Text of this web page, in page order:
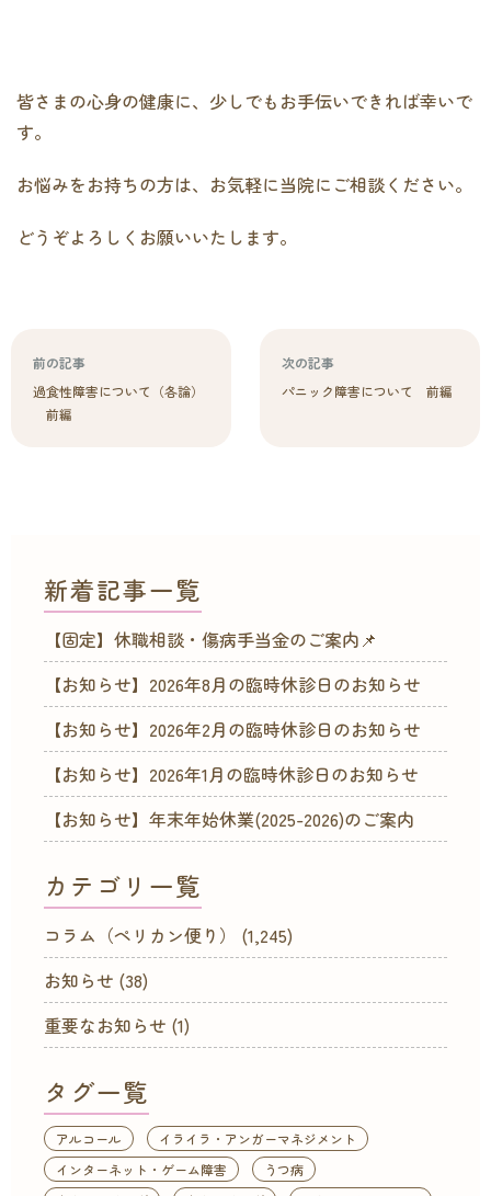
皆さまの心身の健康に、少しでもお手伝いできれば幸いで
す。
お悩みをお持ちの方は、お気軽に当院にご相談ください。
どうぞよろしくお願いいたします。
前の記事
過食性障害について（各論）
前編
次の記事
パニック障害について 前編
新着記事一覧
【固定】休職相談・傷病手当金のご案内📌
【お知らせ】2026年8月の臨時休診日のお知らせ
【お知らせ】2026年2月の臨時休診日のお知らせ
【お知らせ】2026年1月の臨時休診日のお知らせ
【お知らせ】年末年始休業(2025-2026)のご案内
カテゴリ一覧
コラム（ペリカン便り）
(1,245)
お知らせ (38)
重要なお知らせ (1)
タグ一覧
アルコール
イライラ・アンガーマネジメント
インターネット・ゲーム障害
うつ病